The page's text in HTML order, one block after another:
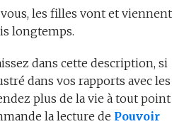
vous, les filles vont et viennent
longtemps.
dans cette description, si
dans vos rapports avec les
plus de la vie à tout point
la lecture de Pouvoir